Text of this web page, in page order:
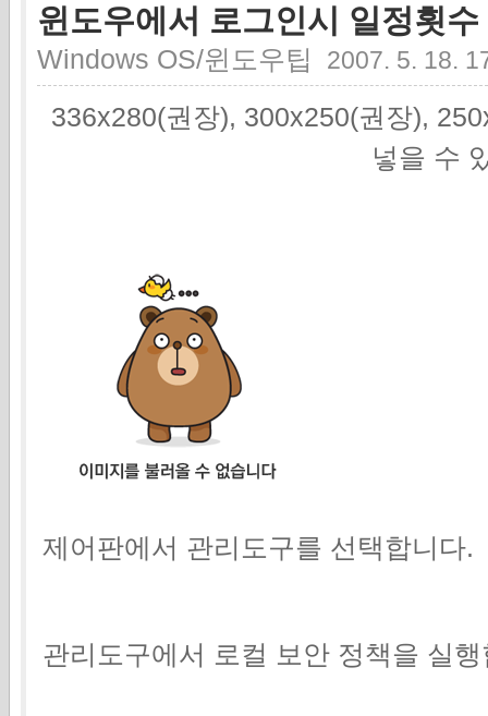
윈도우에서 로그인시 일정횟
Windows OS/윈도우팁 2007. 5. 18.
336x280(권장), 300x250(권장),
넣을 수
제어판에서 관리도구를 선택합니다.
관리도구에서 로컬 보안 정책을 실